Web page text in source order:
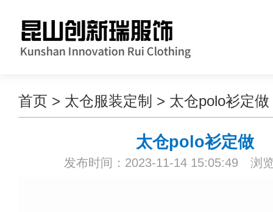
首页 > 太仓服装定制 > 太仓polo衫定做
太仓polo衫定做
发布时间：2023-11-14 15:05:49 浏